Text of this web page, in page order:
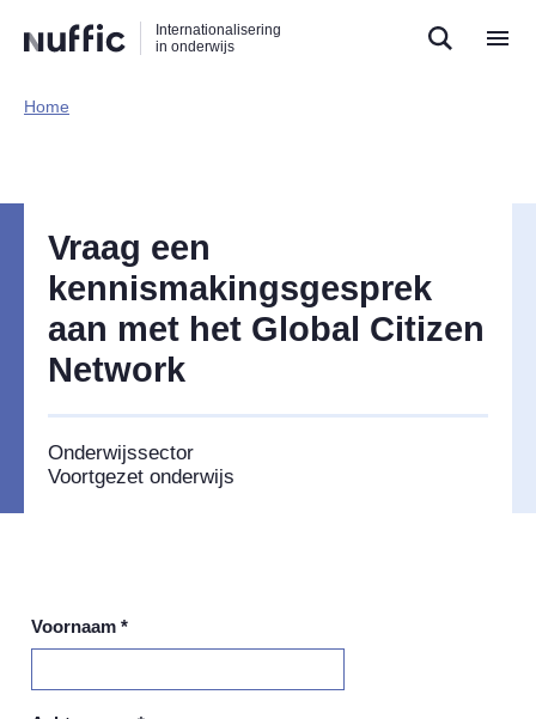
naar
zoekfunctie
naar
hoofdnavigatie
naar
inhoud
Internationalisering
in onderwijs
Hoofdnavigatie
Home​
Vraag een
kennismakingsgesprek
aan met het Global Citizen
Network
Onderwijssector
Voortgezet onderwijs